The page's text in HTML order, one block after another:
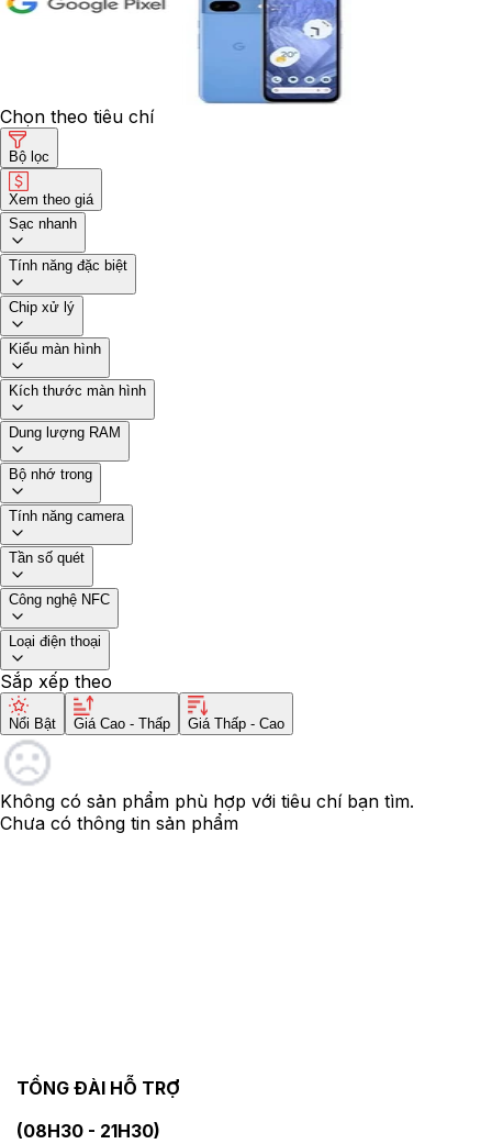
Chọn theo tiêu chí
Bộ lọc
Xem theo giá
Sạc nhanh
Tính năng đặc biệt
Chip xử lý
Kiểu màn hình
Kích thước màn hình
Dung lượng RAM
Bộ nhớ trong
Tính năng camera
Tần số quét
Công nghệ NFC
Loại điện thoại
Sắp xếp theo
Nổi Bật Giá Cao - Thấp Giá Thấp - Cao
Không có sản phẩm phù hợp với tiêu chí bạn tìm.
Chưa có thông tin sản phẩm
TỔNG ĐÀI HỖ TRỢ
(08H30 - 21H30)